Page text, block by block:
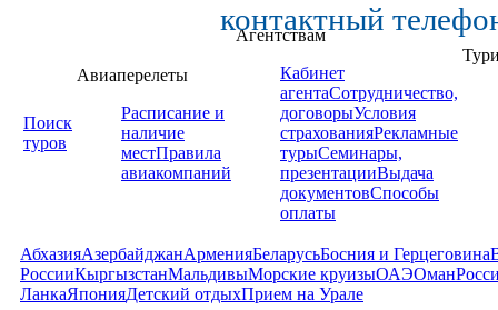
контактный
Поиск
туров
Авиаперелеты
Расписание и
наличие
местПравила
авиакомпаний
Агентствам
Кабинет
агентаСотрудничество,
договорыУсловия
страхованияРекламные
турыСеминары,
презентацииВыдача
документовСпособы
оплаты
АбхазияАзербайджанАрменияБеларусьБосния и Герцеговина
РоссииКыргызстанМальдивыМорские круизыОАЭОман
ЛанкаЯпонияДетский отдыхПрием на Урале